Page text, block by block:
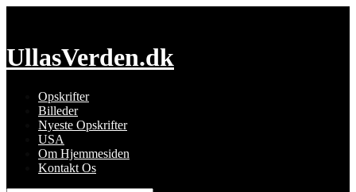
UllasVerden.dk
Opskrifter
Billeder
Nyeste Opskrifter
USA
Om Hjemmesiden
Kontakt Os